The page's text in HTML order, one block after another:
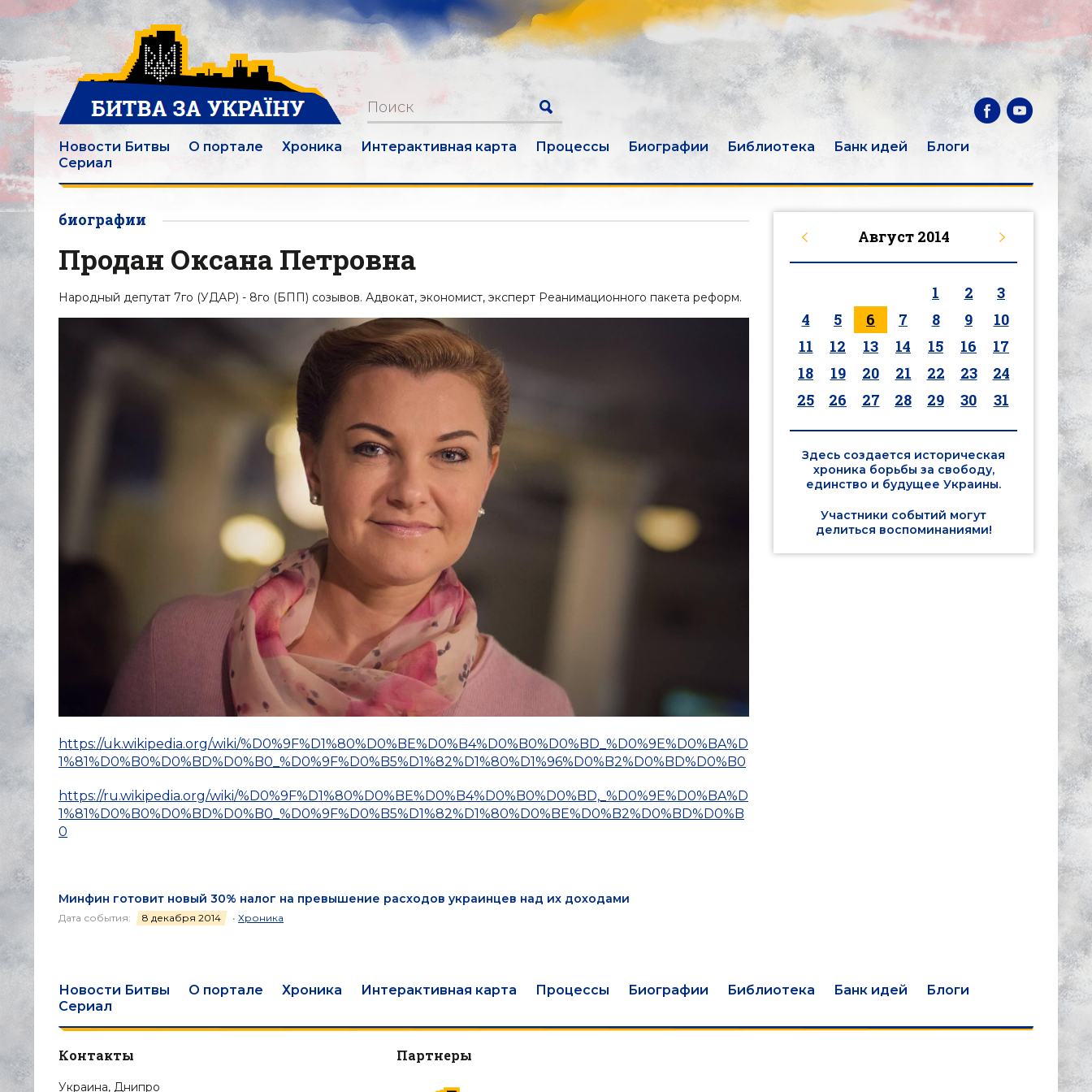
Новости Битвы О портале Хроника Интерактивная карта Процессы Биографии Библиотека Банк идей
Блоги
Сериал
биографии
Продан Оксана Петровна
Народный депутат 7го (УДАР) - 8го (БПП) созывов. Адвокат, экономист, эксперт Реанимационного пакета реформ.
https://uk.wikipedia.org/wiki/%D0%9F%D1%80%D0%BE%D0%B4%D0%B0%D0%BD_%D0%9E%D0%BA%D
1%81%D0%B0%D0%BD%D0%B0_%D0%9F%D0%B5%D1%82%D1%80%D1%96%D0%B2%D0%BD%D0%B0
https://ru.wikipedia.org/wiki/%D0%9F%D1%80%D0%BE%D0%B4%D0%B0%D0%BD,_%D0%9E%D0%BA%D
1%81%D0%B0%D0%BD%D0%B0_%D0%9F%D0%B5%D1%82%D1%80%D0%BE%D0%B2%D0%BD%D0%B
0
Минфин готовит новый 30% налог на превышение расходов украинцев над их доходами
Дата события: 8 декабря 2014 • Хроника
Август 2014
1 2
3
4
5 6 7 8 9
10
11
12 13 14 15 16
17
18
19 20 21 22 23
24
25
26 27 28 29 30 31
Здесь создается историческая
хроника борьбы за свободу,
единство и будущее Украины.
Участники событий могут
делиться воспоминаниями!
Новости Битвы О портале Хроника Интерактивная карта Процессы Биографии Библиотека Банк идей
Блоги
Сериал
Контакты
Украина, Днипро
Партнеры